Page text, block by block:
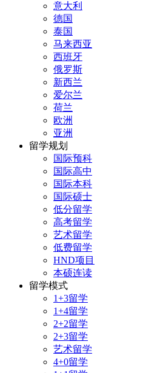
意大利
德国
泰国
马来西亚
西班牙
俄罗斯
新西兰
爱尔兰
荷兰
欧洲
亚洲
留学规划
国际预科
国际高中
国际本科
国际硕士
低分留学
高考留学
艺术留学
低费留学
HND项目
本硕连读
留学模式
1+3留学
1+4留学
2+2留学
2+3留学
艺术留学
4+0留学